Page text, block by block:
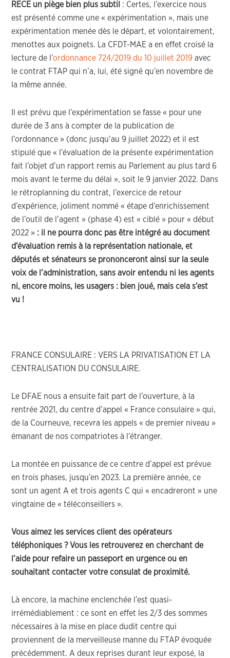
RECE un piège bien plus subtil
: Certes, l’exercice nous
est présenté comme une « expérimentation », mais une
expérimentation menée dès le départ, et volontairement,
menottes aux poignets. La CFDT-MAE a en effet croisé la
lecture de l’ordonnance 724/2019 du 10 juillet 2019 avec
le contrat FTAP qui n’a, lui, été signé qu’en novembre de
la même année.
Il est prévu que l’expérimentation se fasse « pour une
durée de 3 ans à compter de la publication de
l’ordonnance » (donc jusqu’au 9 juillet 2022) et il est
stipulé que « l’évaluation de la présente expérimentation
fait l’objet d’un rapport remis au Parlement au plus tard 6
mois avant le terme du délai », soit le 9 janvier 2022. Dans
le rétroplanning du contrat, l’exercice de retour
d’expérience, joliment nommé « étape d’enrichissement
de l’outil de l’agent » (phase 4) est « ciblé » pour « début
2022 » : il ne pourra donc pas être intégré au document
d’évaluation remis à la représentation nationale, et
députés et sénateurs se prononceront ainsi sur la seule
voix de l’administration, sans avoir entendu ni les agents
ni, encore moins, les usagers : bien joué, mais cela s’est
vu !
FRANCE CONSULAIRE : VERS LA PRIVATISATION ET LA
CENTRALISATION DU CONSULAIRE.
Le DFAE nous a ensuite fait part de l’ouverture, à la
rentrée 2021, du centre d’appel « France consulaire » qui,
de la Courneuve, recevra les appels « de premier niveau »
émanant de nos compatriotes à l’étranger.
La montée en puissance de ce centre d’appel est prévue
en trois phases, jusqu’en 2023. La première année, ce
sont un agent A et trois agents C qui « encadreront » une
vingtaine de « téléconseillers ».
Vous aimez les services client des opérateurs
téléphoniques ? Vous les retrouverez en cherchant de
l’aide pour refaire un passeport en urgence ou en
souhaitant contacter votre consulat de proximité.
Là encore, la machine enclenchée l’est quasi-
irrémédiablement : ce sont en effet les 2/3 des sommes
nécessaires à la mise en place dudit centre qui
proviennent de la merveilleuse manne du FTAP évoquée
précédemment. A deux reprises durant leur exposé, la